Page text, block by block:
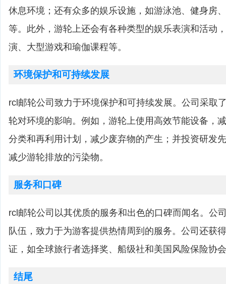
休息环境；还有众多的娱乐设施，如游泳池、健身房
等。此外，游轮上还会有各种类型的娱乐表演和活动
演、大型游戏和瑜伽课程等。
环境保护和可持续发展
rcl邮轮公司致力于环境保护和可持续发展。公司采取
轮对环境的影响。例如，游轮上使用高效节能设备，
分类和再利用计划，减少废弃物的产生；并投资研发
减少游轮排放的污染物。
服务和口碑
rcl邮轮公司以其优质的服务和出色的口碑而闻名。公
队伍，致力于为游客提供热情周到的服务。公司还获
证，如全球旅行者选择奖、船级社和美国风险保险协
结尾